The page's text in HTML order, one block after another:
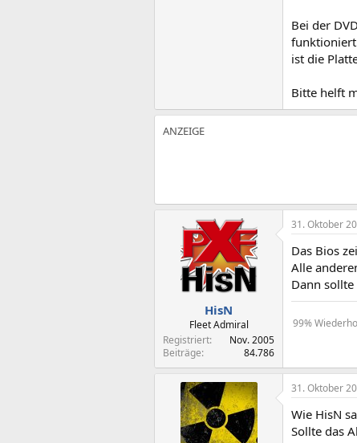
Bei der
ist die
Bitte helft
HisN
Fleet Admiral
Registriert
Nov. 2005
Beiträge
84.786
31. Oktober
Das Bios
Alle
Dann sollte
99%
31. Oktober
Wie HisN
Sollte das